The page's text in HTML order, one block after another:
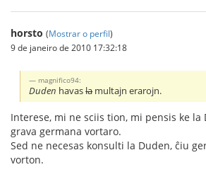
horsto (Mostrar o perfil)
9 de janeiro de 2010 17:32:18
magnifico94:
Duden havaslamultajn erarojn.
Interese, mi ne sciis tion, mi pensis ke la
grava germana vortaro.
Sed ne necesas konsulti la Duden, ĉiu
vorton.